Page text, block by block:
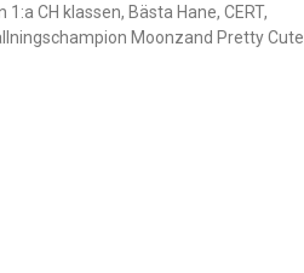
CH klassen, Bästa Hane, CERT,
Moonzand Pretty Cute